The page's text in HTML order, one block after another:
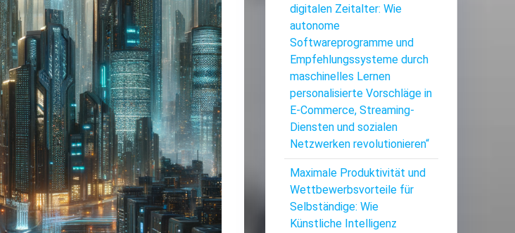
digitalen Zeitalter: Wie
autonome
Softwareprogramme und
Empfehlungssysteme durch
maschinelles Lernen
personalisierte Vorschläge in
E-Commerce, Streaming-
Diensten und sozialen
Netzwerken revolutionieren“
Maximale Produktivität und
Wettbewerbsvorteile für
Selbständige: Wie
Künstliche Intelligenz